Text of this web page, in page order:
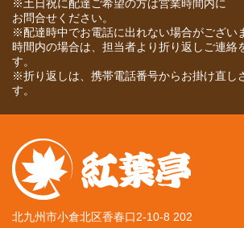
※土日祝に配達ご希望の方は営業時間内に
お問合せください。
※配達時中でお電話に出れない場合がござい
時間内の場合は、担当者より折り返しご連絡
す。
※折り返しは、携帯電話番号からお掛け直し
す。
北九州市小倉北区香春口2-10-8 202